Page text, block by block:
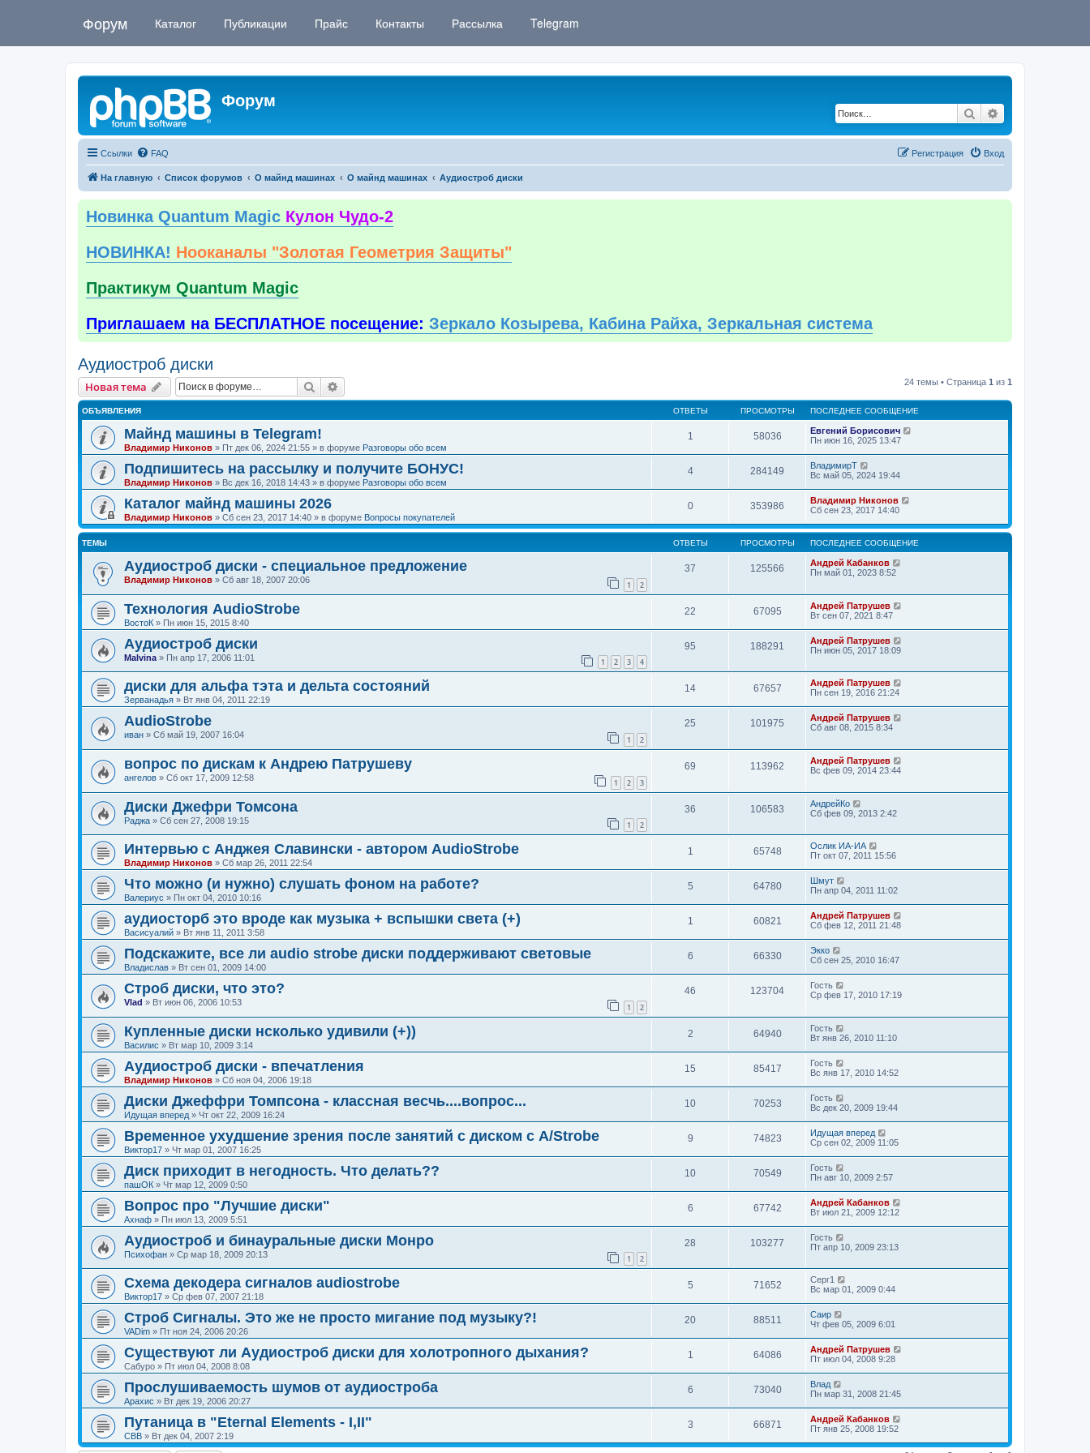
Форум Каталог Публикации Прайс Контакты Рассылка Telegram
Форум
Поиск
Ссылки FAQ Вход
Регистрация
На главную Список форумов О майнд машинах О майнд машинах Аудиостроб диски
Новинка Quantum Magic Кулон Чудо-2
НОВИНКА! Нооканалы "Золотая Геометрия Защиты"
Практикум Quantum Magic
Приглашаем на БЕСПЛАТНОЕ посещение: Зеркало Козырева, Кабина Райха, Зеркальная система
Аудиостроб диски
Новая тема Поиск 24 темы • Страница 1 из 1
ОБЪЯВЛЕНИЯ ОТВЕТЫ ПРОСМОТРЫ ПОСЛЕДНЕЕ СООБЩЕНИЕ
Майнд машины в Telegram!
Владимир Никонов » Пт дек 06, 2024 21:55 » в форуме Разговоры обо всем
1 58036
Евгений Борисович
Пн июн 16, 2025 13:47
Подпишитесь на рассылку и получите БОНУС!
Владимир Никонов » Вс дек 16, 2018 14:43 » в форуме Разговоры обо всем
4 284149
ВладимирТ
Вс май 05, 2024 19:44
Каталог майнд машины 2026
Владимир Никонов » Сб сен 23, 2017 14:40 » в форуме Вопросы покупателей
0 353986
Владимир Никонов
Сб сен 23, 2017 14:40
ТЕМЫ ОТВЕТЫ ПРОСМОТРЫ ПОСЛЕДНЕЕ СООБЩЕНИЕ
Аудиостроб диски - специальное предложение
Владимир Никонов » Сб авг 18, 2007 20:06 1 2
37 125566
Андрей Кабанков
Пн май 01, 2023 8:52
Технология AudioStrobe
ВостоК » Пн июн 15, 2015 8:40
22 67095
Андрей Патрушев
Вт сен 07, 2021 8:47
Аудиостроб диски
Malvina » Пн апр 17, 2006 11:01 1 2 3 4
95 188291
Андрей Патрушев
Пн июн 05, 2017 18:09
диски для альфа тэта и дельта состояний
Зерванадья » Вт янв 04, 2011 22:19
14 67657
Андрей Патрушев
Пн сен 19, 2016 21:24
AudioStrobe
иван » Сб май 19, 2007 16:04 1 2
25 101975
Андрей Патрушев
Сб авг 08, 2015 8:34
вопрос по дискам к Андрею Патрушеву
ангелов » Сб окт 17, 2009 12:58 1 2 3
69 113962
Андрей Патрушев
Вс фев 09, 2014 23:44
Диски Джефри Томсона
Раджа » Сб сен 27, 2008 19:15 1 2
36 106583
АндрейКо
Сб фев 09, 2013 2:42
Интервью с Анджея Славински - автором AudioStrobe
Владимир Никонов » Сб мар 26, 2011 22:54
1 65748
Ослик ИА-ИА
Пт окт 07, 2011 15:56
Что можно (и нужно) слушать фоном на работе?
Валериус » Пн окт 04, 2010 10:16
5 64780
Шмут
Пн апр 04, 2011 11:02
аудиосторб это вроде как музыка + вспышки света (+)
Васисуалий » Вт янв 11, 2011 3:58
1 60821
Андрей Патрушев
Сб фев 12, 2011 21:48
Подскажите, все ли audio strobe диски поддерживают световые
Владислав » Вт сен 01, 2009 14:00
6 66330
Экко
Сб сен 25, 2010 16:47
Строб диски, что это?
Vlad » Вт июн 06, 2006 10:53 1 2
46 123704
Гость
Ср фев 17, 2010 17:19
Купленные диски нсколько удивили (+))
Василис » Вт мар 10, 2009 3:14
2 64940
Гость
Вт янв 26, 2010 11:10
Аудиостроб диски - впечатления
Владимир Никонов » Сб ноя 04, 2006 19:18
15 85417
Гость
Вс янв 17, 2010 14:52
Диски Джеффри Томпсона - классная весчь....вопрос...
Идущая вперед » Чт окт 22, 2009 16:24
10 70253
Гость
Вс дек 20, 2009 19:44
Временное ухудшение зрения после занятий с диском с A/Strobe
Виктор17 » Чт мар 01, 2007 16:25
9 74823
Идущая вперед
Ср сен 02, 2009 11:05
Диск приходит в негодность. Что делать??
пашОК » Чт мар 12, 2009 0:50
10 70549
Гость
Пн авг 10, 2009 2:57
Вопрос про "Лучшие диски"
Ахнаф » Пн июл 13, 2009 5:51
6 67742
Андрей Кабанков
Вт июл 21, 2009 12:12
Аудиостроб и бинауральные диски Монро
Психофан » Ср мар 18, 2009 20:13 1 2
28 103277
Гость
Пт апр 10, 2009 23:13
Схема декодера сигналов audiostrobe
Виктор17 » Ср фев 07, 2007 21:18
5 71652
Серг1
Вс мар 01, 2009 0:44
Строб Сигналы. Это же не просто мигание под музыку?!
VADim » Пт ноя 24, 2006 20:26
20 88511
Саир
Чт фев 05, 2009 6:01
Существуют ли Аудиостроб диски для холотропного дыхания?
Сабуро » Пт июл 04, 2008 8:08
1 64086
Андрей Патрушев
Пт июл 04, 2008 9:28
Прослушиваемость шумов от аудиостроба
Арахис » Вт дек 19, 2006 20:27
6 73040
Влад
Пн мар 31, 2008 21:45
Путаница в "Eternal Elements - I,II"
CBB » Вт дек 04, 2007 2:19
3 66871
Андрей Кабанков
Пт янв 25, 2008 19:52